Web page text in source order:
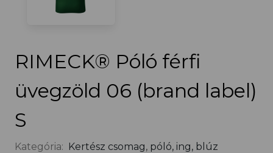
RIMECK® Póló férfi
üvegzöld 06 (brand label)
S
Kategória: Kertész csomag, póló, ing, blúz